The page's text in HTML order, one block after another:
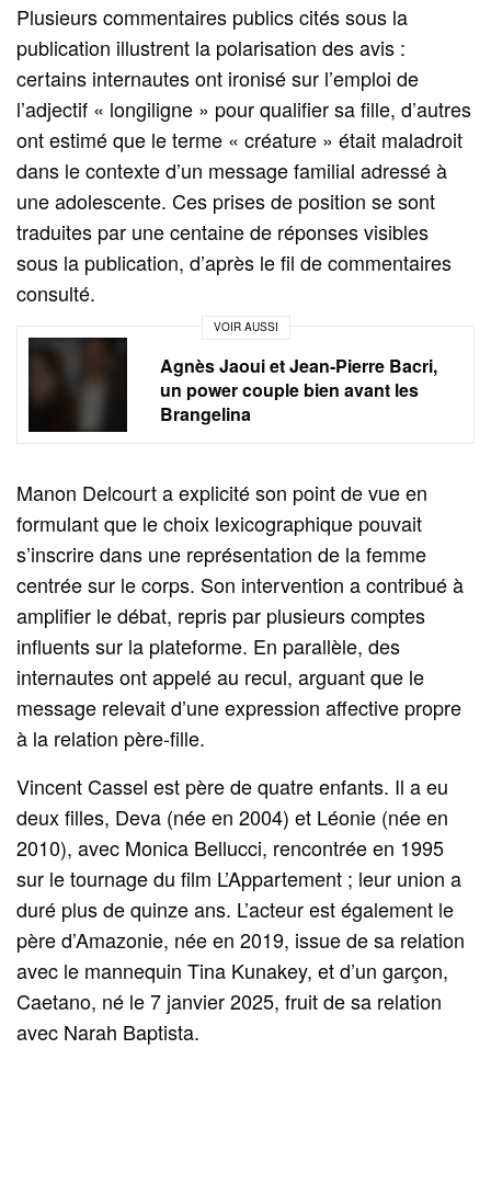
Plusieurs commentaires publics cités sous la
publication illustrent la polarisation des avis :
certains internautes ont ironisé sur l’emploi de
l’adjectif « longiligne » pour qualifier sa fille, d’autres
ont estimé que le terme « créature » était maladroit
dans le contexte d’un message familial adressé à
une adolescente. Ces prises de position se sont
traduites par une centaine de réponses visibles
sous la publication, d’après le fil de commentaires
consulté.
VOIR AUSSI
Agnès Jaoui et Jean‑Pierre Bacri,
un power couple bien avant les
Brangelina
Manon Delcourt a explicité son point de vue en
formulant que le choix lexicographique pouvait
s’inscrire dans une représentation de la femme
centrée sur le corps. Son intervention a contribué à
amplifier le débat, repris par plusieurs comptes
influents sur la plateforme. En parallèle, des
internautes ont appelé au recul, arguant que le
message relevait d’une expression affective propre
à la relation père-fille.
Vincent Cassel est père de quatre enfants. Il a eu
deux filles, Deva (née en 2004) et Léonie (née en
2010), avec Monica Bellucci, rencontrée en 1995
sur le tournage du film L’Appartement ; leur union a
duré plus de quinze ans. L’acteur est également le
père d’Amazonie, née en 2019, issue de sa relation
avec le mannequin Tina Kunakey, et d’un garçon,
Caetano, né le 7 janvier 2025, fruit de sa relation
avec Narah Baptista.